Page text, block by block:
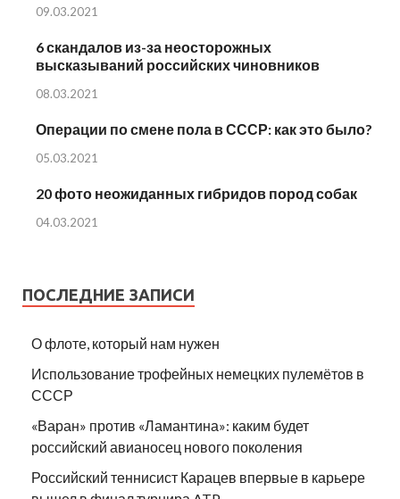
09.03.2021
6 скандалов из-за неосторожных
высказываний российских чиновников
08.03.2021
Операции по смене пола в СССР: как это было?
05.03.2021
20 фото неожиданных гибридов пород собак
04.03.2021
ПОСЛЕДНИЕ ЗАПИСИ
О флоте, который нам нужен
Использование трофейных немецких пулемётов в
СССР
«Варан» против «Ламантина»: каким будет
российский авианосец нового поколения
Российский теннисист Карацев впервые в карьере